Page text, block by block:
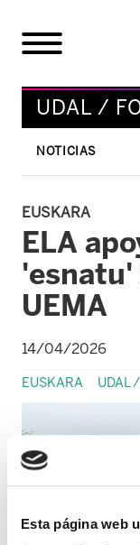
Esta página web
UDAL /
NOTICIAS
EUSKARA
ELA
UEMA
14/04/2026
EUSKARA UDAL